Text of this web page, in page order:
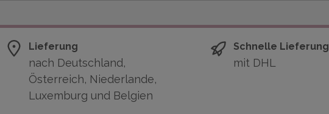
Lieferung
nach Deutschland,
Österreich, Niederlande,
Luxemburg und Belgien
Schnelle Lieferung
mit DHL